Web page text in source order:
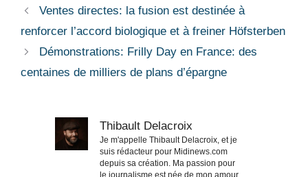
Ventes directes: la fusion est destinée à
renforcer l’accord biologique et à freiner Höfsterben
Démonstrations: Frilly Day en France: des
centaines de milliers de plans d’épargne
Thibault Delacroix
Je m'appelle Thibault Delacroix, et je
suis rédacteur pour Midinews.com
depuis sa création. Ma passion pour